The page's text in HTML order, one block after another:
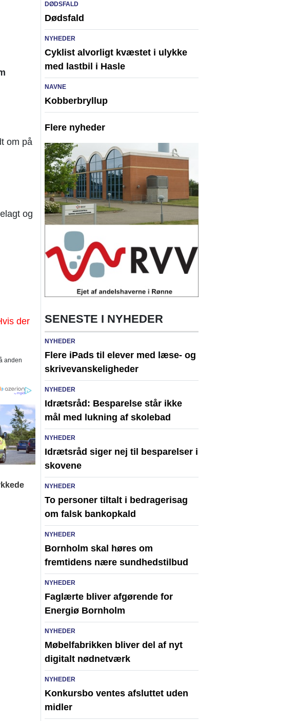
om på
og
der
anden
DØDSFALD
Dødsfald
NYHEDER
Cyklist alvorligt kvæstet i ulykke
med lastbil i Hasle
NAVNE
Kobberbryllup
Flere nyheder
SENESTE I NYHEDER
NYHEDER
Flere iPads til elever med læse- og
skrivevanskeligheder
NYHEDER
Idrætsråd: Besparelse står ikke
mål med lukning af skolebad
NYHEDER
Idrætsråd siger nej til besparelser i
skovene
NYHEDER
To personer tiltalt i bedragerisag
om falsk bankopkald
NYHEDER
Bornholm skal høres om
fremtidens nære sundhedstilbud
NYHEDER
Faglærte bliver afgørende for
Energiø Bornholm
NYHEDER
Møbelfabrikken bliver del af nyt
digitalt nødnetværk
NYHEDER
Konkursbo ventes afsluttet uden
midler